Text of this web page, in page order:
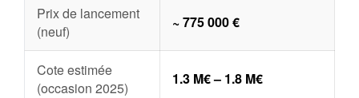
Prix de lancement
(neuf)
~ 775 000 €
Cote estimée
(occasion 2025)
1.3 M€ – 1.8 M€